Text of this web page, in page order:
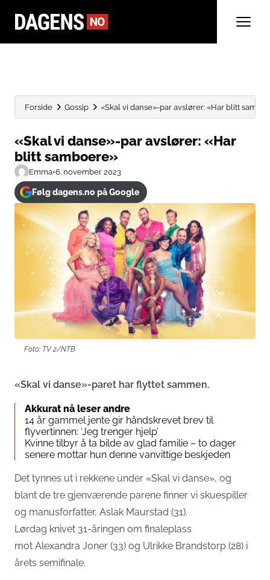
Forside Gossip «Skal vi danse»-par avslører: «Har blitt
«Skal vi danse»-par avslører: «Har
blitt samboere»
Emma•6. november 2023
Følg dagens.no på Google
Foto: TV 2/NTB
«Skal vi danse»-paret har flyttet sammen.
Akkurat nå leser andre
14 år gammel jente gir håndskrevet brev til
flyvertinnen: ‘Jeg trenger hjelp’
Kvinne tilbyr å ta bilde av glad familie – to dager
senere mottar hun denne vanvittige beskjeden
Det tynnes ut i rekkene under «Skal vi danse», og
blant de tre gjenværende parene finner vi skuespiller
og manusforfatter, Aslak Maurstad (31).
Lørdag knivet 31-åringen om finaleplass
mot Alexandra Joner (33) og Ulrikke Brandstorp (28) i
årets semifinale.